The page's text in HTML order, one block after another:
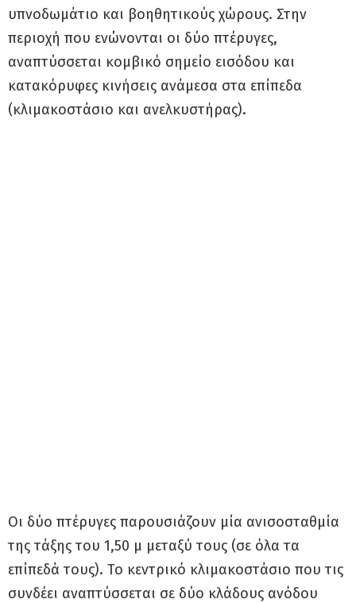
υπνοδωμάτιο και βοηθητικούς χώρους. Στην
περιοχή που ενώνονται οι δύο πτέρυγες,
αναπτύσσεται κομβικό σημείο εισόδου και
κατακόρυφες κινήσεις ανάμεσα στα επίπεδα
(κλιμακοστάσιο και ανελκυστήρας).
Οι δύο πτέρυγες παρουσιάζουν μία ανισοσταθμία
της τάξης του 1,50 μ μεταξύ τους (σε όλα τα
επίπεδά τους). Το κεντρικό κλιμακοστάσιο που τις
συνδέει αναπτύσσεται σε δύο κλάδους ανόδου